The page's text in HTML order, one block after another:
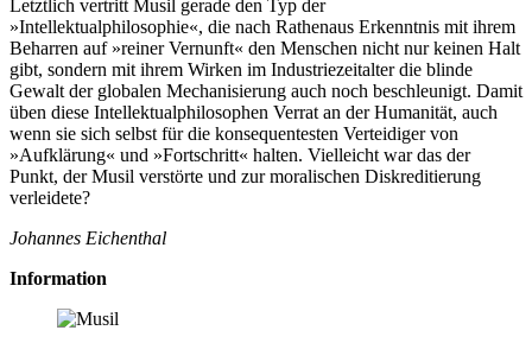
Letztlich vertritt Musil gerade den Typ der
»Intellektualphilosophie«, die nach Rathenaus Erkenntnis mit ihrem
Beharren auf »reiner Vernunft« den Menschen nicht nur keinen Halt
gibt, sondern mit ihrem Wirken im Industriezeitalter die blinde
Gewalt der globalen Mechanisierung auch noch beschleunigt. Damit
üben diese Intellektualphilosophen Verrat an der Humanität, auch
wenn sie sich selbst für die konsequentesten Verteidiger von
»Aufklärung« und »Fortschritt« halten. Vielleicht war das der
Punkt, der Musil verstörte und zur moralischen Diskreditierung
verleidete?
Johannes Eichenthal
Information